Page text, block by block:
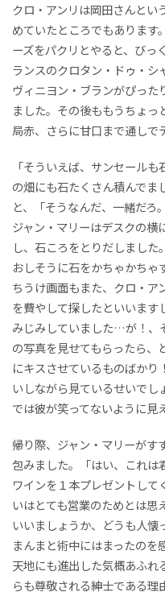
クロ・アンリは岡田さんとい
めていたところでもあります
ーズをパクリとやると、びっ
ランスのクロタン・ドゥ・シ
ヴィニヨン・ブランがぴった
ました。その後ももうちょ
局赤、さらに甘口まで通しで
「そういえば、サンセール
の畑にも石たくさん積んでま
と、「そうなんだ、一緒だろ
ジャン・マリーはデスクの横
し、石ころをとりだしまし
おしそうに石をかちゃかち
ちうけ画面もまた、クロ・ア
を費やして探したといいま
みじみしていました…が！、
の写真を見せてもらったら、
にキスさせているものばか
いしながら見ているせいで
では彼が笑ってないように見
帰り際、ジャン・マリーがす
包みました。「はい、これは
ワインを１本プレゼントし
いはとても営業のためとは思
いいましょうか、どうも人懐
まんまと術中にはまったのを
天地にも進出した気概あふ
らも尊敬される紳士である